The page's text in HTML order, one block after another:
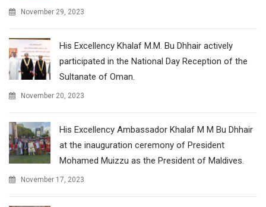
November 29, 2023
His Excellency Khalaf M.M. Bu Dhhair actively
participated in the National Day Reception of the
Sultanate of Oman.
November 20, 2023
His Excellency Ambassador Khalaf M M Bu Dhhair
at the inauguration ceremony of President
Mohamed Muizzu as the President of Maldives.
November 17, 2023